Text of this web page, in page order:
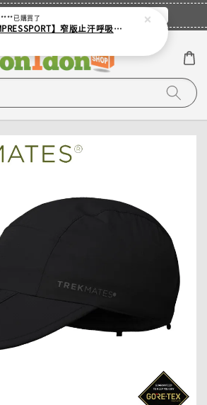
您的專屬折扣券！ 立即登入
已購買了
【COMPRESSPORT】窄版止汗呼吸頭帶2.0_【零碼】